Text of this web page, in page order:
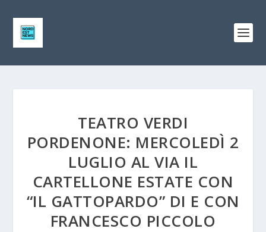
TEATRO VERDI
PORDENONE: MERCOLEDÌ 2
LUGLIO AL VIA IL
CARTELLONE ESTATE CON
“IL GATTOPARDO” DI E CON
FRANCESCO PICCOLO